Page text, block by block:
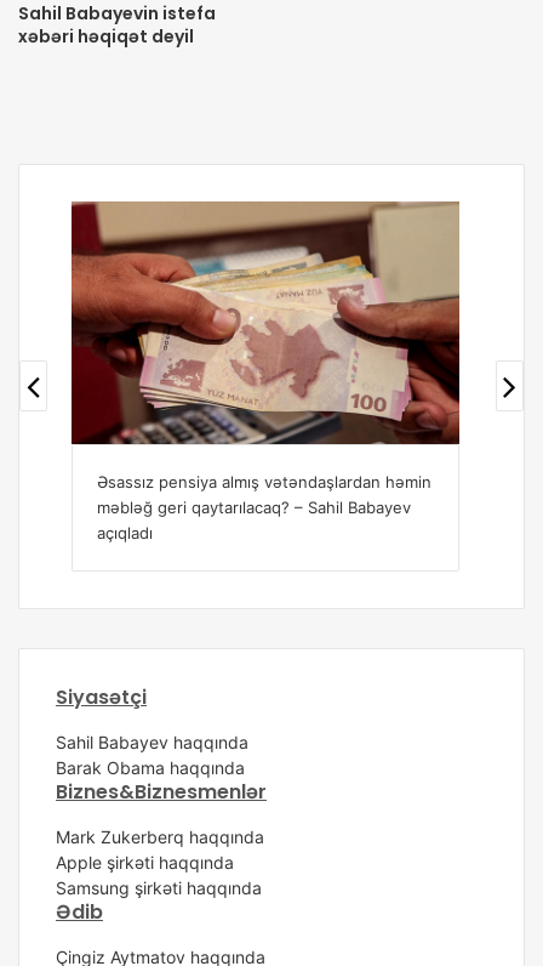
Sahil Babayevin istefa
xəbəri həqiqət deyil
almış vətəndaşlardan həmin
– Sahil Babayev
Sahil Babayev pensiya artımı
danışdı
Siyasətçi
Sahil Babayev haqqında
Barak Obama haqqında
Biznes&Biznesmenlər
Mark Zukerberq haqqında
Apple şirkəti haqqında
Samsung şirkəti haqqında
Ədib
Çingiz Aytmatov haqqında